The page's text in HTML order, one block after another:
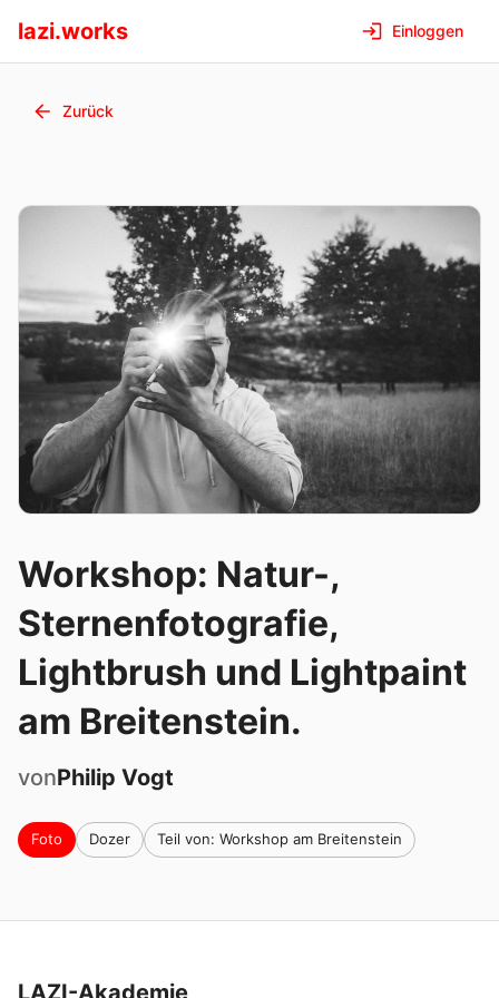
lazi.works Einloggen
Zurück
Workshop: Natur-,
Sternenfotografie,
Lightbrush und Lightpaint
am Breitenstein.
vonPhilip Vogt
Foto Dozer Teil von: Workshop am Breitenstein
LAZI-Akademie